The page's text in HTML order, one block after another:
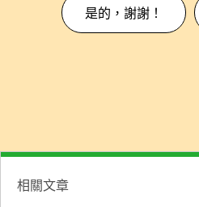
是的，謝謝！
相關文章